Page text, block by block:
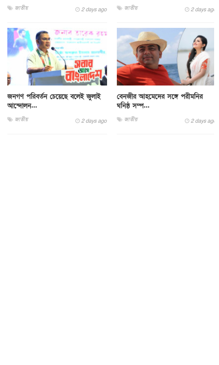
জাতীয় 2 days ago জাতীয় 2 days ago
জনগণ পরিবর্তন চেয়েছে বলেই জুলাই
আন্দোলন...
জাতীয় 2 days ago
বেনজীর আহমেদের সঙ্গে পরীমনির
ঘনিষ্ঠ সম্প...
জাতীয় 2 days ago